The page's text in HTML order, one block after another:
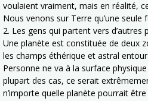
voulaient vraiment, mais en réalité,
Nous venons sur Terre qu’une seule
2. Les gens qui partent vers d’autres
Une planète est constituée de deux
les champs éthérique et astral
Personne ne va à la surface
plupart des cas, ce serait
n’importe quelle planète pourrait